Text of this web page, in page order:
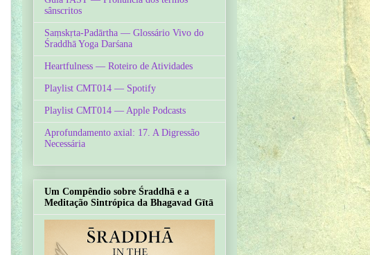
sânscritos
Saṃskṛta-Padārtha — Glossário Vivo do
Śraddhā Yoga Darśana
Heartfulness — Roteiro de Atividades
Playlist CMT014 — Spotify
Playlist CMT014 — Apple Podcasts
Aprofundamento axial: 17. A Digressão
Necessária
Um Compêndio sobre Śraddhā e a
Meditação Sintrópica da Bhagavad Gītā